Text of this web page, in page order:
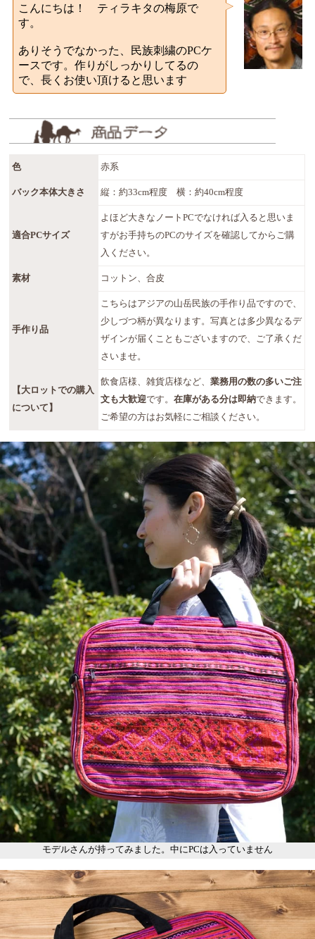
こんにちは！ ティラキタの梅原で
す。
ありそうでなかった、民族刺繍のPCケ
ースです。作りがしっかりしてるの
で、長くお使い頂けると思います
色 赤系
バック本体大きさ 縦：約33cm程度 横：約40cm程度
適合PCサイズ
よほど大きなノートPCでなければ入ると思いま
すがお手持ちのPCのサイズを確認してからご購
入ください。
素材 コットン、合皮
手作り品
こちらはアジアの山岳民族の手作り品ですので、
少しづつ柄が異なります。写真とは多少異なるデ
ザインが届くこともございますので、ご了承くだ
さいませ。
【大ロットでの購入
について】
飲食店様、雑貨店様など、業務用の数の多いご注
文も大歓迎です。在庫がある分は即納できます。
ご希望の方はお気軽にご相談ください。
モデルさんが持ってみました。中にPCは入っていません